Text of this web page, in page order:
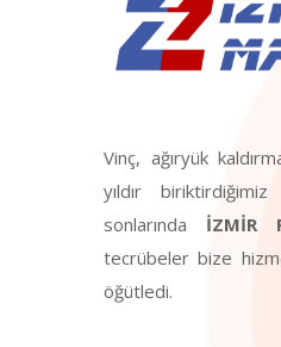
Vinç, ağıryük
yıldır
sonlarında İZMİR
tecrübeler bize
öğütledi.